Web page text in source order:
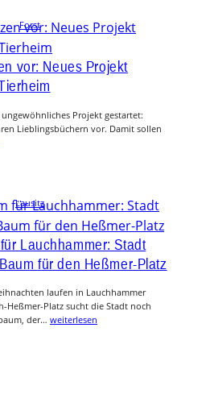
Forst
vor: Neues Projekt
Projekt gestartet:
Lieblingsbüchern vor. Damit sollen
Lausitz
Lauchhammer: Stadt
für den Heßmer-Platz
laufen in Lauchhammer
Heßmer-Platz sucht die Stadt noch
der… weiterlesen